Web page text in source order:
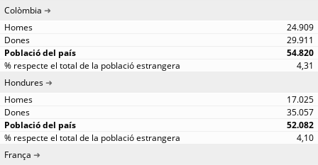
Colòmbia
24.909
29.911
54.820
4,31
Hondures
17.025
35.057
52.082
4,10
França